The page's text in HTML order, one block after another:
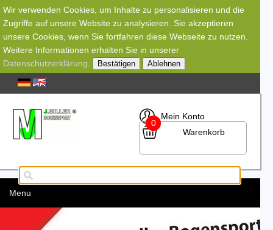
Wir verwenden Cookies, um Inhalte zu personalisieren und die
Zugriffe auf unsere Website zu analysieren. Sie akzeptieren
unsere Cookies, wenn Sie fortfahren diese Webseite zu nutzen.
Weitere Informationen erhalten Sie in unserer
Datenschutzerklärung
Bestätigen Ablehnen
Mein Konto
0
Warenkorb
Menu